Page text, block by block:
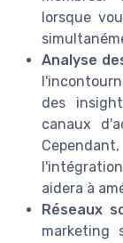
lorsque
Analyse
des
canaux
aidera à
Réseaux
marketing